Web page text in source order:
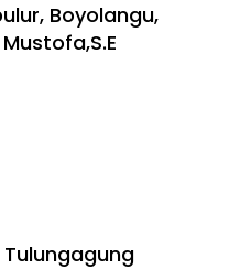
Boyolangu,
Tulungagung